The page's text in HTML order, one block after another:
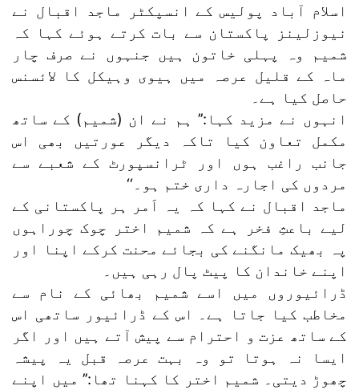
اسلام آباد پولیس کے انسپکٹر ماجد اقبال نے
نیوزلینز پاکستان سے بات کرتے ہوئے کہا کہ
شمیم وہ پہلی خاتون ہیں جنہوں نے صرف چار
ماہ کے قلیل عرصہ میں ہیوی وہیکل کا لائسنس
حاصل کیا ہے۔
انہوں نے مزید کہا:’’ ہم نے ان (شمیم) کے ساتھ
مکمل تعاون کیا تاکہ دیگر عورتیں بھی اس
جانب راغب ہوں اور ٹرانسپورٹ کے شعبے سے
مردوں کی اجارہ داری ختم ہو۔‘‘
ماجد اقبال نے کہا کہ یہ اَمر ہر پاکستانی کے
لیے باعثِ فخر ہے کہ شمیم اختر چوک چوراہوں
پہ بھیک مانگنے کی بجائے محنت کرکے اپنا اور
اپنے خاندان کا پیٹ پال رہی ہیں۔
ڈرائیوروں میں اسے شمیم بھائی کے نام سے
مخاطب کیا جاتا ہے۔ اس کے ڈرائیور ساتھی اس
کے ساتھ عزت و احترام سے پیش آتے ہیں اور اگر
ایسا نہ ہوتا تو وہ بہت عرصہ قبل یہ پیشہ
چھوڑ دیتی۔ شمیم اختر کا کہنا تھا:’’ میں اپنے